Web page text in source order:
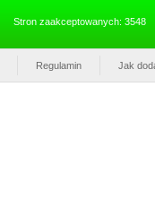
Stron zaakceptowanych: 3548
Regulamin Jak